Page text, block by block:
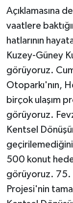
Açıklamasına
vaatlere
hatlarının
Kuzey-Güney
görüyoruz.
Otoparkı'nın,
birçok ulaşım
görüyoruz.
Kentsel
500 konut
görüyoruz. 75.
Projesi'nin